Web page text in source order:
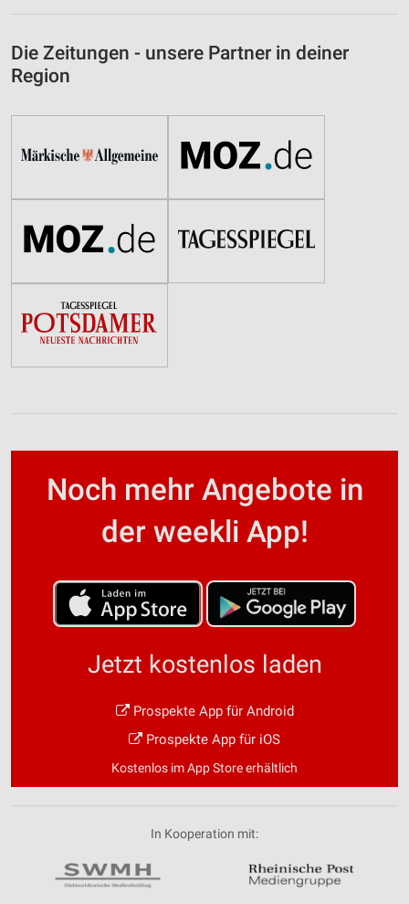
Die Zeitungen - unsere Partner in deiner
Region
Noch mehr Angebote in
der weekli App!
Jetzt kostenlos laden
Prospekte App für Android
Prospekte App für iOS
Kostenlos im App Store erhältlich
In Kooperation mit: